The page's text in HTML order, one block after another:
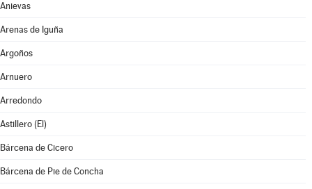
Anievas
Arenas de Iguña
Argoños
Arnuero
Arredondo
Astillero (El)
Bárcena de Cicero
Bárcena de Pie de Concha